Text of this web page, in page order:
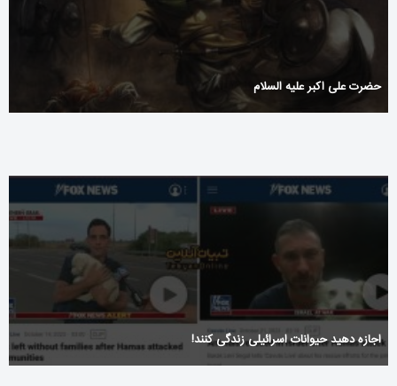
حضرت علی اکبر علیه السلام
اجازه دهید حیوانات اسرائیلی زندگی کنند!